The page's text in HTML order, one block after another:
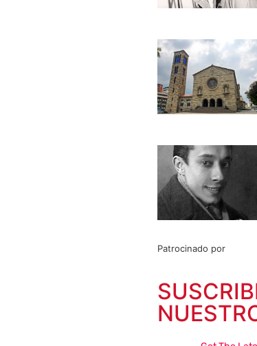
Patrocinado por